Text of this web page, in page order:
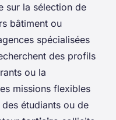
sur la sélection de
bâtiment ou
spécialisées
des profils
ou la
missions flexibles
étudiants ou de